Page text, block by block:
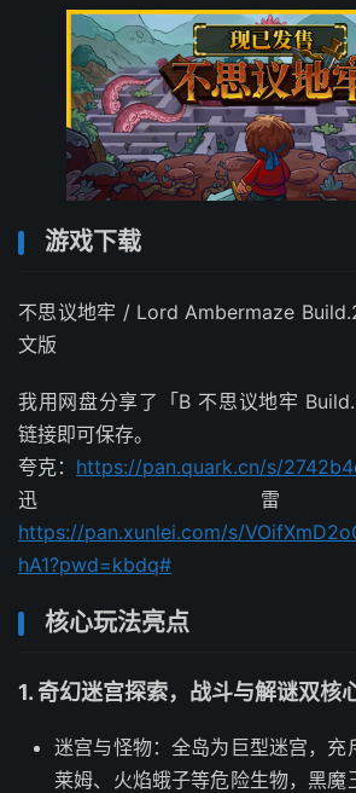
游戏下载
不思议地牢 / Lord Ambermaze
文版
我用网盘分享了「B 不思议地牢
链接即可保存。
夸克： https://pan.quark.cn/s/
迅雷
https://pan.xunlei.com/s/
hA1?pwd=kbdq#
核心玩法亮点
1. 奇幻迷宫探索，战斗与解谜双核
迷宫与怪物：全岛为巨型迷宫，充
莱姆、火焰蛾子等危险生物，黑魔